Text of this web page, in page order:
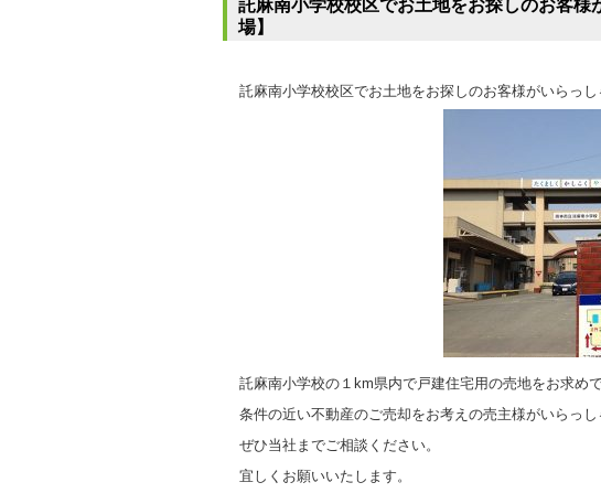
場】
託麻南小学校校区でお土地をお探しのお客様がいらっし
託麻南小学校の１km県内で戸建住宅用の売地をお求めで
条件の近い不動産のご売却をお考えの売主様がいらっし
ぜひ当社までご相談ください。
宜しくお願いいたします。